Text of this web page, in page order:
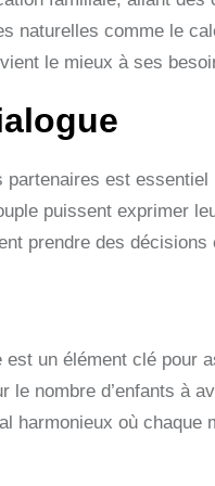
naturelles comme le
le mieux à ses
partenaires est
puissent exprimer
prendre des
un élément clé pour
le nombre d’enfants à
harmonieux où chaque